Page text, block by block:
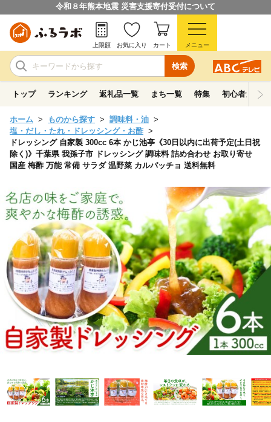
令和８年熊本地震 災害支援寄付受付について
検索
上限額 お気に入り カート メニュー
トップ ランキング 返礼品一覧 まち一覧 特集 初心者ガイド
ホーム ものから探す
調味料・油
塩・だし・たれ・ドレッシング・お酢
ドレッシング 自家製 300cc 6本 かじ池亭《30日以内に出荷予定(土日祝
除く)》千葉県 我孫子市 ドレッシング 調味料 詰め合わせ お取り寄せ
国産 梅酢 万能 常備 サラダ 温野菜 カルパッチョ 送料無料